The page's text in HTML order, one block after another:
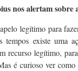
nos alertam sobre
legítimo para
tempos existe uma
recurso legítimo,
é curioso ver